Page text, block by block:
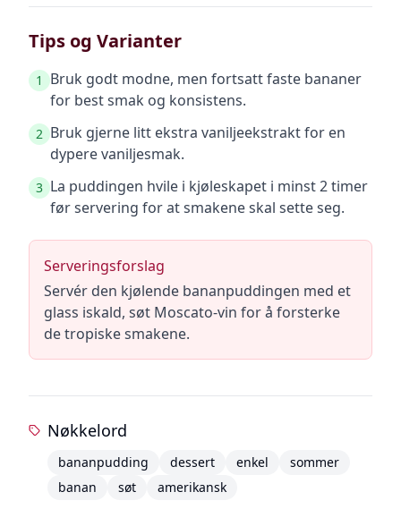
Tips og Varianter
1
Bruk godt modne, men fortsatt faste bananer
for best smak og konsistens.
2 Bruk gjerne litt ekstra vaniljeekstrakt for en
dypere vaniljesmak.
3 La puddingen hvile i kjøleskapet i minst 2 timer
før servering for at smakene skal sette seg.
Serveringsforslag
Servér den kjølende bananpuddingen med et
glass iskald, søt Moscato-vin for å forsterke
de tropiske smakene.
Nøkkelord
bananpudding dessert enkel
sommer
banan
søt amerikansk